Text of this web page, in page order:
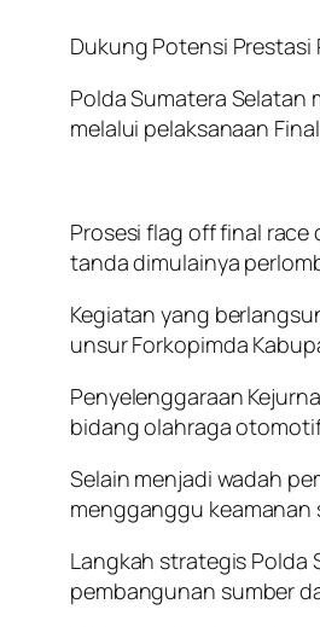
Dukung Potensi Prestasi
Polda Sumatera
melalui pelaksanaan
Prosesi flag off final race
tanda dimulainya
Kegiatan yang
unsur Forkopimda
Penyelenggaraan
bidang olahraga
Selain menjadi wadah
mengganggu keamanan
Langkah strategis Polda
pembangunan sumber